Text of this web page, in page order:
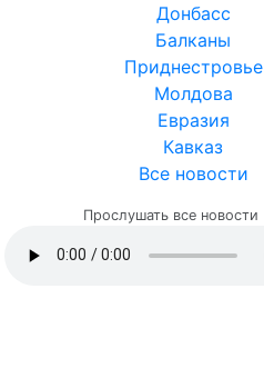
Донбасс
Балканы
Приднестровье
Молдова
Евразия
Кавказ
Все новости
Прослушать все новости